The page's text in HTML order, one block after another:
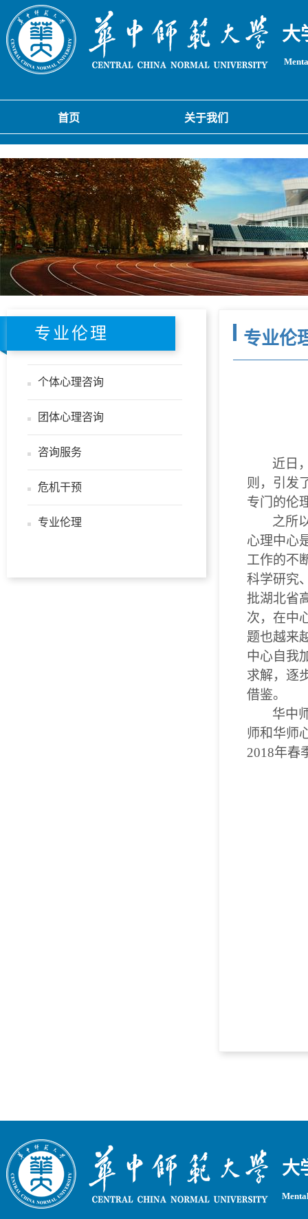
大
首页 关于我们
专业伦理
个体心理咨询
团体心理咨询
咨询服务
危机干预
专业伦理
专业伦
近日
则，引发
专门的伦
之所
心理中心
工作的不
科学研究
批湖北省
次，在中
题也越来
中心自我
求解，逐
借鉴。
华中
师和华师
2018年春
大